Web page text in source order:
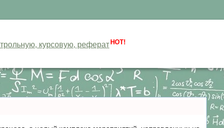
курсовую, реферат HOT!